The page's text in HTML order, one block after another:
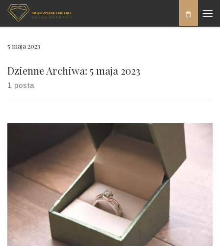
Skip to content
5 maja 2023
Dzienne Archiwa: 5 maja 2023
1 posta